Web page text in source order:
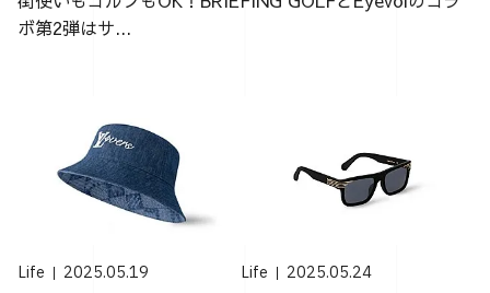
ボ第2弾はサ...
Life 2025.05.19 Life 2025.05.24